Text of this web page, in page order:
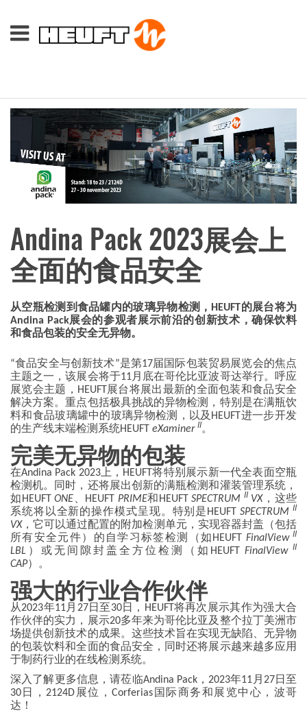
Andina Pack 2023展会上
全面的食品安全
从空瓶检测到食品罐内的玻璃异物检测，HEUFT的展台将为
Andina Pack展会的参观者展示前沿的创新技术，确保饮料
和食品包装的安全无异物。
“食品安全与创新技术”是第17届国际包装贸易展览会的焦点
主题之一，该展会将于11月底在哥伦比亚波哥达举行。呼应
展览会主题，HEUFT展台将展出最新的全面包装和食品安全
解决方案。重点包括极具挑战的异物检测，特别是在满瓶饮
料和食品玻璃罐中的玻璃异物检测，以及HEUFT进一步开发
的生产线末端检测系统HEUFT eXaminer II。
完美无异物的包装
在Andina Pack 2023上，HEUFT将特别展示新一代全表面空瓶
检测机。同时，还将展出创新的满瓶检测和灌装管理系统，
如HEUFT ONE 、HEUFT PRIME和HEUFTSPECTRUM IIVX ，这些
系统将以全新的操作模式呈现。特别是HEUFTSPECTRUMII
VX ，它可以通过配置的附加检测单元，实现容器封盖（包括
所有安全元件）的自学习标签检测（如HEUFT FinalViewII
LBL ）或无间隙封盖全方位检测（如HEUFT FinalView II
CAP）。
强大的行业合作伙伴
从2023年11月27日至30日，HEUFT将再次展示其作为强大合
作伙伴的实力，展示20多年来为哥伦比亚及整个拉丁美洲市
场提供创新技术的成果。这些技术旨在实现无缺陷、无异物
的包装饮料和全面的食品安全，同时还将展示越来越多应用
于制药行业的在线检测系统。
深入了解更多信息，请莅临Andina Pack，2023年11月27日至
30日，2124D展位，Corferias国际商务和展览中心，波哥
达！